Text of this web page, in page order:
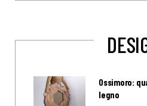
Ossimoro:
legno